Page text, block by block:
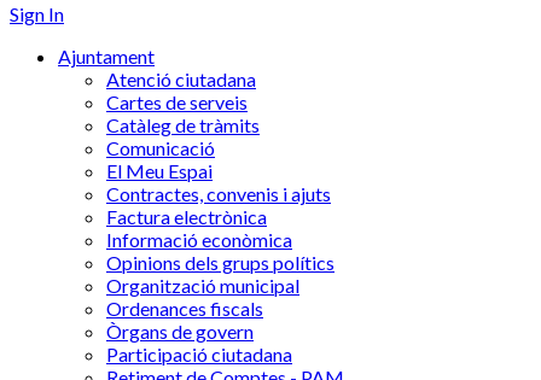
Sign In
Ajuntament
Atenció ciutadana
Cartes de serveis
Catàleg de tràmits
Comunicació
El Meu Espai
Contractes, convenis i ajuts
Factura electrònica
Informació econòmica
Opinions dels grups polítics
Organització municipal
Ordenances fiscals
Òrgans de govern
Participació ciutadana